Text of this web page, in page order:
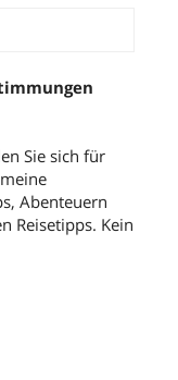
Sie sich für
Abenteuern
Reisetipps. Kein